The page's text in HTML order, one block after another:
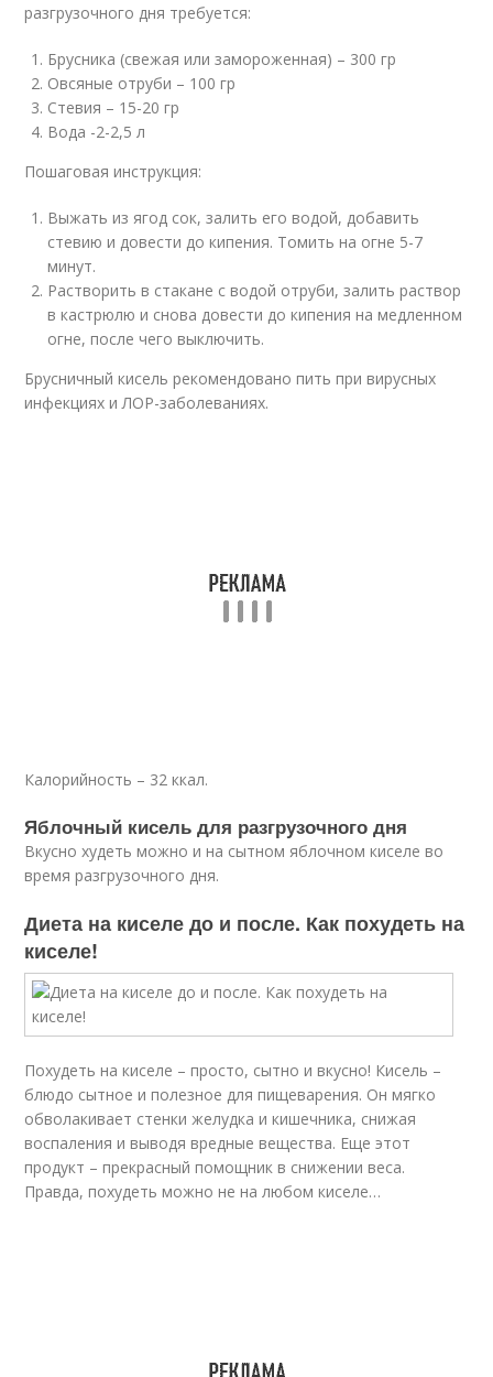
разгрузочного дня требуется:
Брусника (свежая или замороженная) – 300 гр
Овсяные отруби – 100 гр
Стевия – 15-20 гр
Вода -2-2,5 л
Пошаговая инструкция:
Выжать из ягод сок, залить его водой, добавить
стевию и довести до кипения. Томить на огне 5-7
минут.
Растворить в стакане с водой отруби, залить раствор
в кастрюлю и снова довести до кипения на медленном
огне, после чего выключить.
Брусничный кисель рекомендовано пить при вирусных
инфекциях и ЛОР-заболеваниях.
Калорийность – 32 ккал.
Яблочный кисель для разгрузочного дня
Вкусно худеть можно и на сытном яблочном киселе во
время разгрузочного дня.
Диета на киселе до и после. Как похудеть на
киселе!
Похудеть на киселе – просто, сытно и вкусно! Кисель –
блюдо сытное и полезное для пищеварения. Он мягко
обволакивает стенки желудка и кишечника, снижая
воспаления и выводя вредные вещества. Еще этот
продукт – прекрасный помощник в снижении веса.
Правда, похудеть можно не на любом киселе…